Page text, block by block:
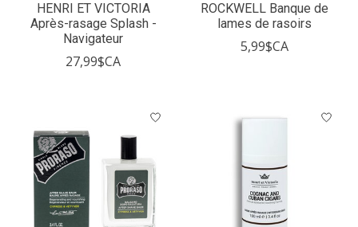
HENRI ET VICTORIA
Après-rasage Splash -
Navigateur
27,99$CA
ROCKWELL Banque de
lames de rasoirs
5,99$CA